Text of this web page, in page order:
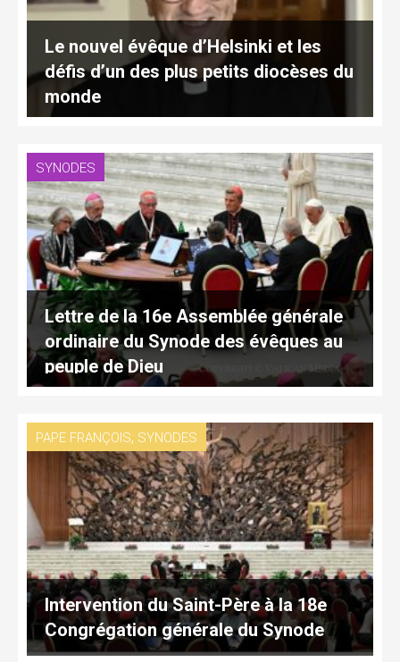
Le nouvel évêque d’Helsinki et les
défis d’un des plus petits diocèses du
monde
SYNODES
Lettre de la 16e Assemblée générale
ordinaire du Synode des évêques au
peuple de Dieu
PAPE FRANÇOIS, SYNODES
Intervention du Saint-Père à la 18e
Congrégation générale du Synode